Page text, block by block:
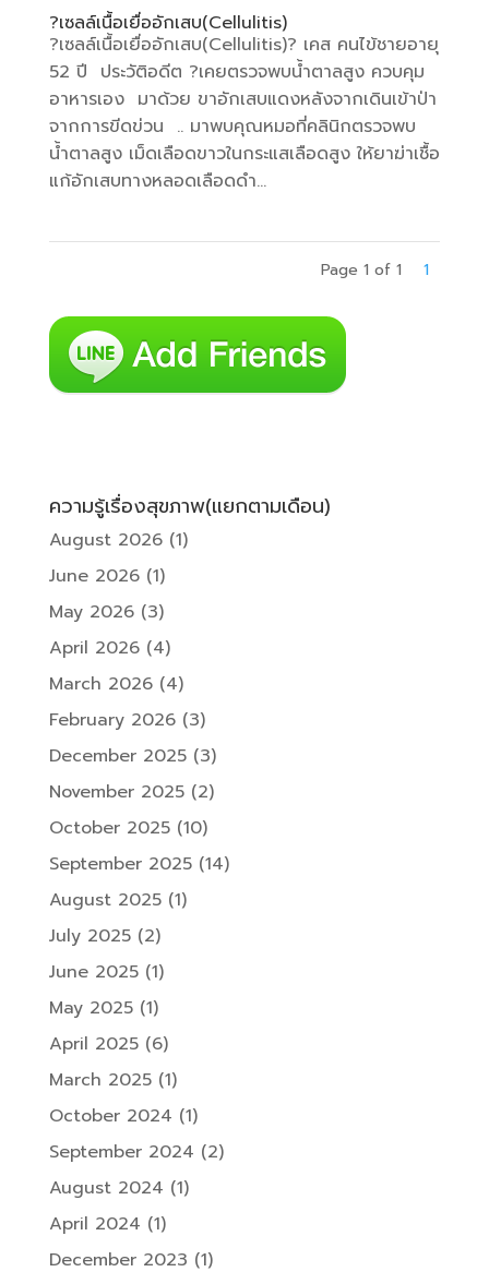
?เซลล์เนื้อเยื่ออักเสบ(Cellulitis)
?เซลล์เนื้อเยื่ออักเสบ(Cellulitis)? เคส คนไข้ชายอายุ
52 ปี ประวัติอดีต ?เคยตรวจพบน้ำตาลสูง ควบคุม
อาหารเอง มาด้วย ขาอักเสบแดงหลังจากเดินเข้าป่า
จากการขีดข่วน .. มาพบคุณหมอที่คลินิกตรวจพบ
น้ำตาลสูง เม็ดเลือดขาวในกระแสเลือดสูง ให้ยาฆ่าเชื้อ
แก้อักเสบทางหลอดเลือดดำ...
Page 1 of 1 1
ความรู้เรื่องสุขภาพ(แยกตามเดือน)
August 2026(1)
June 2026(1)
May 2026(3)
April 2026(4)
March 2026(4)
February 2026(3)
December 2025(3)
November 2025(2)
October 2025(10)
September 2025(14)
August 2025(1)
July 2025(2)
June 2025(1)
May 2025(1)
April 2025(6)
March 2025(1)
October 2024 (1)
September 2024 (2)
August 2024 (1)
April 2024 (1)
December 2023 (1)